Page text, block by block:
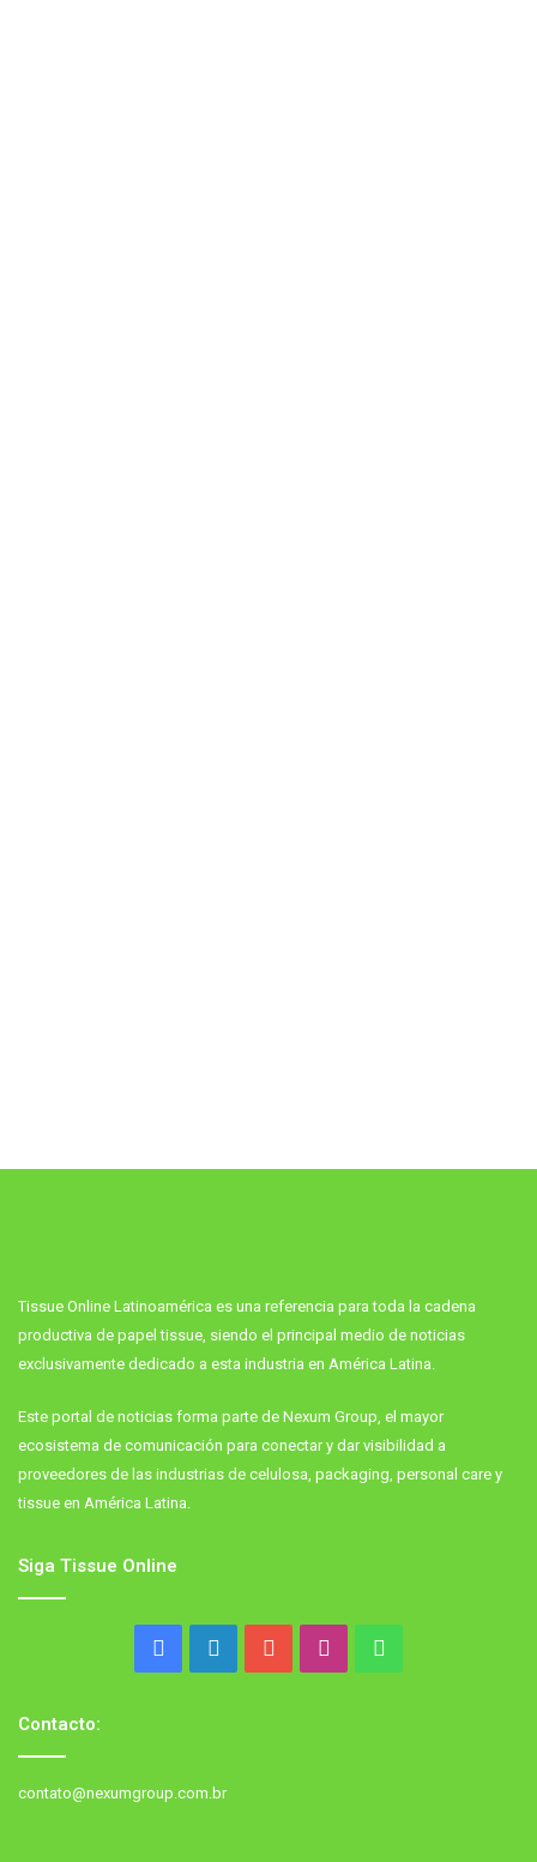
Tissue Online Latinoamérica es una referencia para toda la cadena
productiva de papel tissue, siendo el principal medio de noticias
exclusivamente dedicado a esta industria en América Latina.
Este portal de noticias forma parte de Nexum Group, el mayor
ecosistema de comunicación para conectar y dar visibilidad a
proveedores de las industrias de celulosa, packaging, personal care y
tissue en América Latina.
Siga Tissue Online
FacebookLinkedInYouTubeInstagram
Contacto:
contato@nexumgroup.com.br